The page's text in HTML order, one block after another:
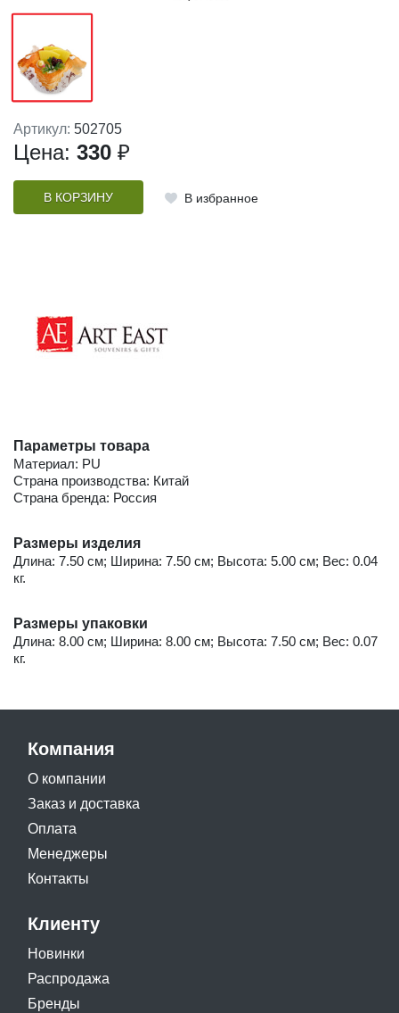
Артикул: 502705
Цена: 330 ₽
В КОРЗИНУ В избранное
Параметры товара
Материал: PU
Страна производства: Китай
Страна бренда: Россия
Размеры изделия
Длина: 7.50 см; Ширина: 7.50 см; Высота: 5.00 см; Вес: 0.04
кг.
Размеры упаковки
Длина: 8.00 см; Ширина: 8.00 см; Высота: 7.50 см; Вес: 0.07
кг.
Компания
О компании
Заказ и доставка
Оплата
Менеджеры
Контакты
Клиенту
Новинки
Распродажа
Бренды